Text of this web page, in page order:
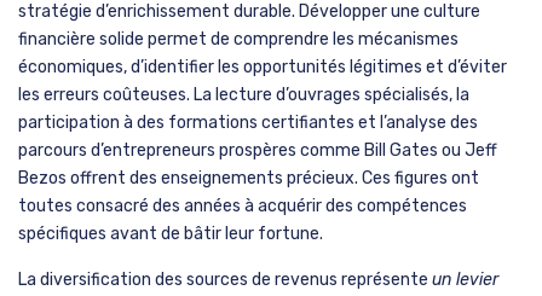
stratégie d’enrichissement durable. Développer une culture
financière solide permet de comprendre les mécanismes
économiques, d’identifier les opportunités légitimes et d’éviter
les erreurs coûteuses. La lecture d’ouvrages spécialisés, la
participation à des formations certifiantes et l’analyse des
parcours d’entrepreneurs prospères comme Bill Gates ou Jeff
Bezos offrent des enseignements précieux. Ces figures ont
toutes consacré des années à acquérir des compétences
spécifiques avant de bâtir leur fortune.
La diversification des sources de revenus représente un levier